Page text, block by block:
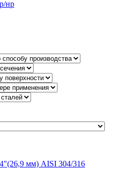
нр
мм) AISI 304/316